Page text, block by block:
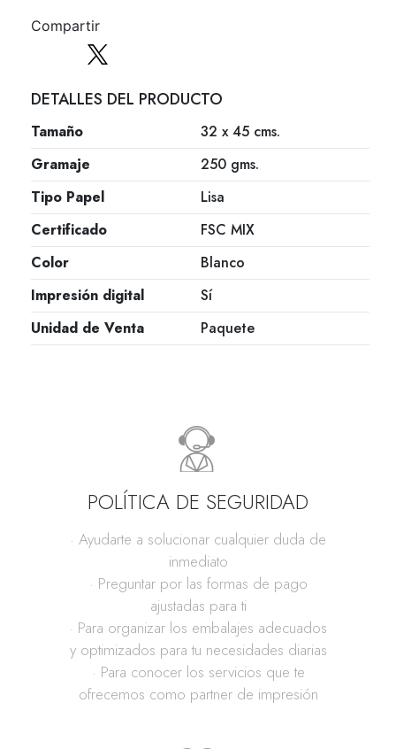
Compartir
DETALLES DEL PRODUCTO
Tamaño
32 x 45 cms.
Gramaje
250 gms.
Tipo Papel
Lisa
Certificado
FSC MIX
Color
Blanco
Impresión digital
Sí
Unidad de Venta
Paquete
POLÍTICA DE SEGURIDAD
· Ayudarte a solucionar cualquier duda de
inmediato
· Preguntar por las formas de pago
ajustadas para ti
· Para organizar los embalajes adecuados
y optimizados para tu necesidades diarias
· Para conocer los servicios que te
ofrecemos como partner de impresión